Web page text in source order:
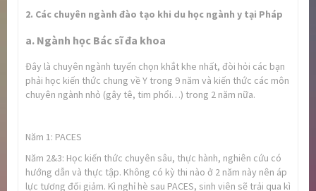
2. Các chuyên ngành đào tạo khi du học ngành y tại Pháp
a. Ngành học Bác sĩ đa khoa
Đây là chuyên ngành tuyển chọn khắt khe nhất, đòi hỏi các bạn
phải học kiến thức chung về Y trong 9 năm và kiến thức các môn
chuyên ngành nhỏ (gây tê, tim phổi…) trong 2 năm nữa.
Năm 1: PACES
Năm 2&3: Học kiến thức chuyên sâu, thực hành, nghiên cứu có
hướng dẫn và thực tập. Không có kỳ thi nào ở 2 năm này nên áp
lực tương đối giảm. Kì nghỉ hè sau PACES, sinh viên sẽ trải qua kì